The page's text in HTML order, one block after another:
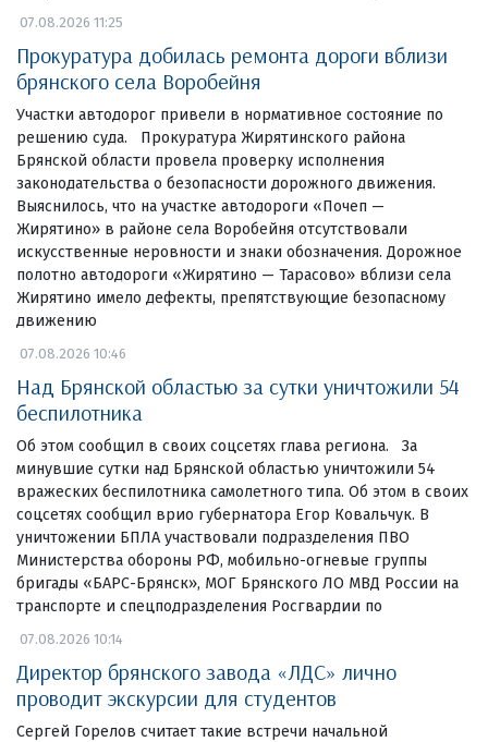
07.08.2026 11:25
Прокуратура добилась ремонта дороги вблизи
брянского села Воробейня
Участки автодорог привели в нормативное состояние по
решению суда. Прокуратура Жирятинского района
Брянской области провела проверку исполнения
законодательства о безопасности дорожного движения.
Выяснилось, что на участке автодороги «Почеп —
Жирятино» в районе села Воробейня отсутствовали
искусственные неровности и знаки обозначения. Дорожное
полотно автодороги «Жирятино — Тарасово» вблизи села
Жирятино имело дефекты, препятствующие безопасному
движению
07.08.2026 10:46
Над Брянской областью за сутки уничтожили 54
беспилотника
Об этом сообщил в своих соцсетях глава региона. За
минувшие сутки над Брянской областью уничтожили 54
вражеских беспилотника самолетного типа. Об этом в своих
соцсетях сообщил врио губернатора Егор Ковальчук. В
уничтожении БПЛА участвовали подразделения ПВО
Министерства обороны РФ, мобильно-огневые группы
бригады «БАРС-Брянск», МОГ Брянского ЛО МВД России на
транспорте и спецподразделения Росгвардии по
07.08.2026 10:14
Директор брянского завода «ЛДС» лично
проводит экскурсии для студентов
Сергей Горелов считает такие встречи начальной